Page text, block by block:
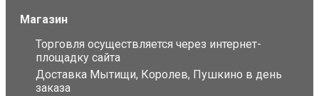
Магазин
Торговля осуществляется через интернет-
площадку сайта
Доставка Мытищи, Королев, Пушкино в день
заказа